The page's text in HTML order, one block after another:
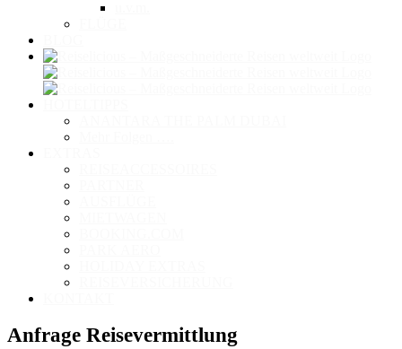
Anfrage Reisevermittlung